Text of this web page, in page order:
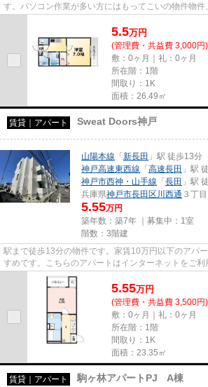
す。パソコン作業が多い方にはもってこいの物件物
5.5万円
(管理費・共益費 3,000円)
敷：0ヶ月｜礼：0ヶ月
所在階：1階
間取り：1K
面積：26.49㎡
賃貸｜アパート Sweat Doors神戸
山陽本線 「 新長田 」駅 徒歩13分
神戸高速東西線 「 高速長田 」駅
神戸市西神・山手線 「 長田 」駅
兵庫県神戸市長田区 川西通 ３丁目
5.55万円
築年数：築7年 ｜募集中： 1室
階数：3階建
駅まで徒歩13分の物件です。家賃10万円以下のアパ
すめです。こちらのアパートはインターネットをご
ポイント満載のSweat Doors神...
5.55万円
(管理費・共益費 3,500円)
敷：0ヶ月｜礼：0ヶ月
所在階：1階
間取り：1K
面積：23.35㎡
賃貸｜アパート 駒ヶ林アパートPJ A棟